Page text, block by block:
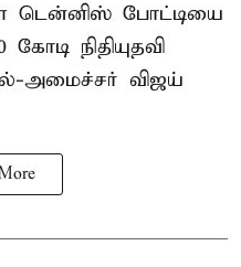
போட்டியை
நிதியுதவி
அமைச்சர் விஜய்